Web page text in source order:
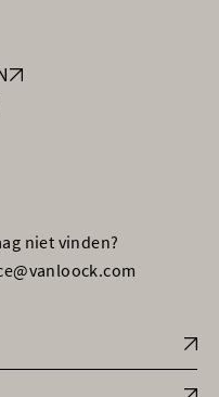
niet vinden?